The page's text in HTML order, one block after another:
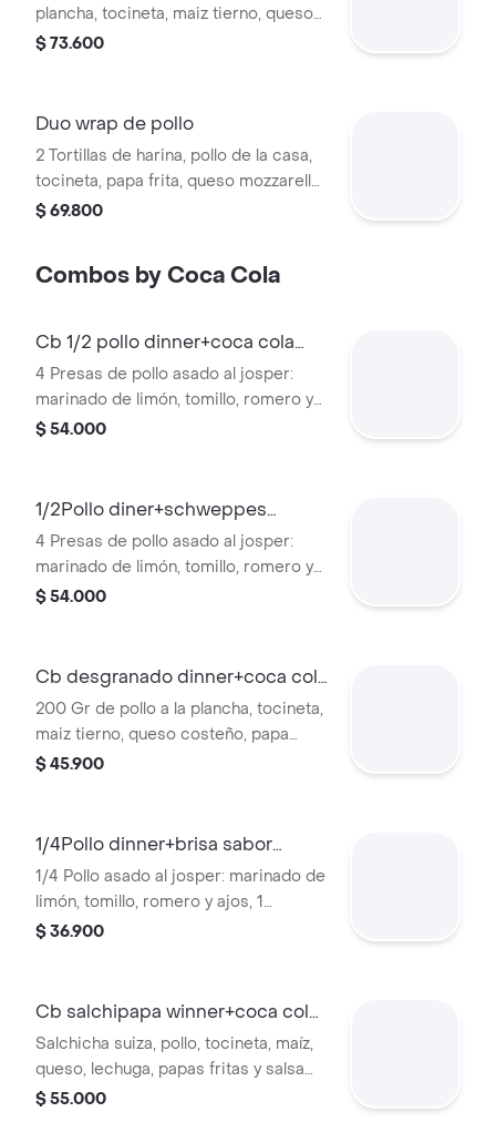
plancha, tocineta, maiz tierno, queso
costeño, papa ripio, bollo, lechuga y
$ 73.600
Duo wrap de pollo
2 Tortillas de harina, pollo de la casa,
tocineta, papa frita, queso mozzarella
y verduras.
$ 69.800
Combos by Coca Cola
Cb 1/2 pollo dinner+coca cola
zero 400ml
4 Presas de pollo asado al josper:
marinado de limón, tomillo, romero y
ajos, 1 acompañamiento, 2 salsas a
$ 54.000
1/2Pollo diner+schweppes
ginger ale400ml
4 Presas de pollo asado al josper:
marinado de limón, tomillo, romero y
ajos, 1 acompañamiento, 2 salsas a
$ 54.000
Cb desgranado dinner+coca cola
zero400ml
200 Gr de pollo a la plancha, tocineta,
maiz tierno, queso costeño, papa
ripio, bollo, lechuga y salsa dinner. +
$ 45.900
1/4Pollo dinner+brisa sabor
manzana280ml
1/4 Pollo asado al josper: marinado de
limón, tomillo, romero y ajos, 1
acompañamiento y 1 salsa a elección.
$ 36.900
Cb salchipapa winner+coca cola
zero400ml
Salchicha suiza, pollo, tocineta, maíz,
queso, lechuga, papas fritas y salsa
de la casa. + coca cola zero.
$ 55.000